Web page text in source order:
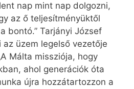
nap mint nap dolgozni,
az ő teljesítményüktől
bontó.” Tarjányi József
üzem legelső vezetője
Málta missziója, hogy
ahol generációk óta
újra hozzátartozzon a